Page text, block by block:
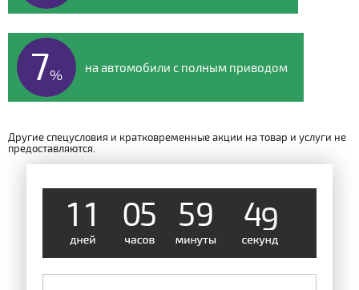
7% на автомобили с полным приводом
Другие спецусловия и кратковременные акции на товар и услуги не
предоставляются.
1 1 05 59 48